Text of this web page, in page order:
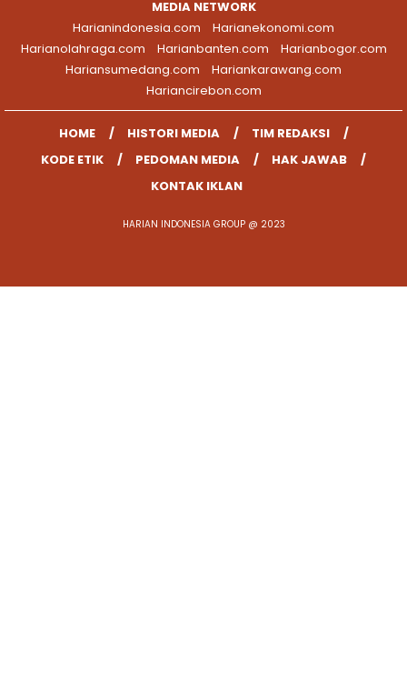
MEDIA NETWORK
Harianindonesia.com
Harianekonomi.com
Harianolahraga.com
Harianbanten.com
Harianbogor.com
Hariansumedang.com
Hariankarawang.com
Hariancirebon.com
HOME HISTORI MEDIA
TIM REDAKSI
KODE ETIK
PEDOMAN MEDIA
HAK JAWAB
KONTAK IKLAN
HARIAN INDONESIA GROUP @ 2023